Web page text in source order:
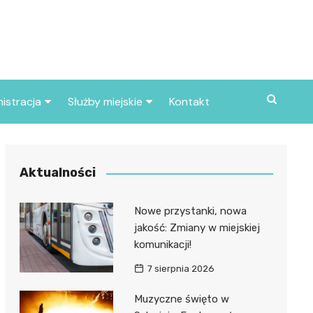
miasta
Służby miejskie
Policja
Kontakt
Aktualności
Nowe przystanki, nowa
jakość: Zmiany w miejskiej
komunikacji!
7 sierpnia 2026
Muzyczne święto w